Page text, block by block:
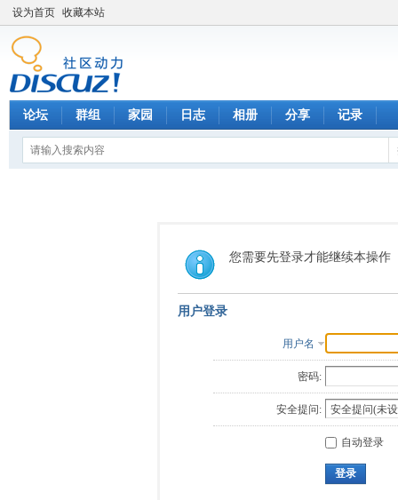
设为首页 收藏本站
论坛 群组 家园 日志 相册 分享 记录
您需要先登录才能继续本操作
用户登录
用户名
密码:
安全提问:
自动登录
登录